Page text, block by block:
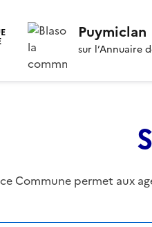
Puymiclan
sur l’Annuaire
Commune permet aux